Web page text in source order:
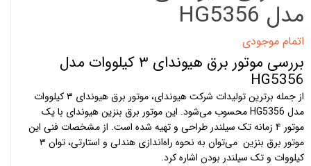
مدل HG5356
اتمام موجودی
بررسی موتور برق هیوندای ۳ کیلووات مدل
HG5356
از جمله برترین تولیدات شرکت هیوندای، موتور برق هیوندای ۳ کیلووات
مدل HG5356 محسوب می‌شود. این موتور برق بنزین هیوندای با یک
موتور ۴ زمانه تک سیلندر طراحی و تهیه شده است. از مشخصات فنی این
موتور برق بنزین می‌‌توان به نحوه راه‌‌اندازی هندلی و استارتی، توان ۳
کیلووات و تک سیلندر بودن اشاره کرد.